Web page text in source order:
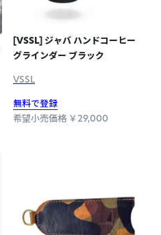
[VSSL] ジャバ ハンドコーヒー
グラインダー ブラック
VSSL
無料で登録
希望小売価格 ￥29,000